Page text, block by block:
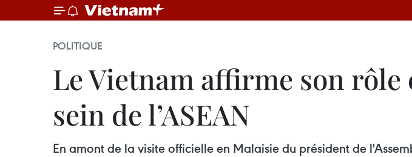
POLITIQUE
Le Vietnam affirme son rôle
sein de l’ASEAN
En amont de la visite officielle en Malaisie du président de